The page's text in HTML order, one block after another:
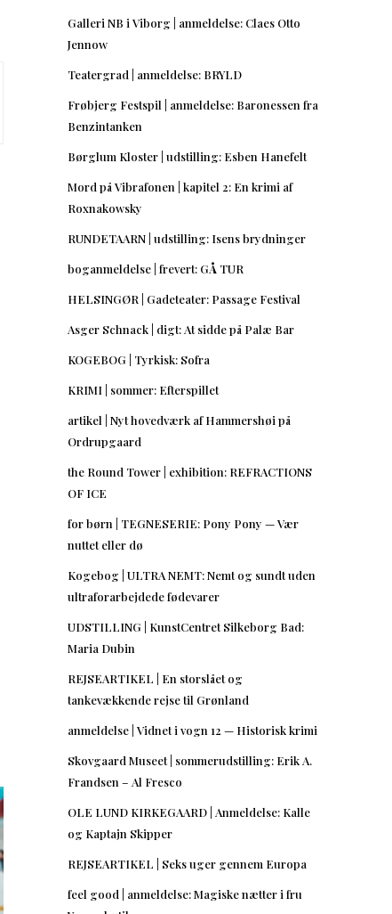
Galleri NB i Viborg | anmeldelse: Claes Otto
Jennow
Teatergrad | anmeldelse: BRYLD
Frøbjerg Festspil | anmeldelse: Baronessen fra
Benzintanken
Børglum Kloster | udstilling: Esben Hanefelt
Mord på Vibrafonen | kapitel 2: En krimi af
Roxnakowsky
RUNDETAARN | udstilling: Isens brydninger
boganmeldelse | frevert: GÅ TUR
HELSINGØR | Gadeteater: Passage Festival
Asger Schnack | digt: At sidde på Palæ Bar
KOGEBOG | Tyrkisk: Sofra
KRIMI | sommer: Efterspillet
artikel | Nyt hovedværk af Hammershøi på
Ordrupgaard
the Round Tower | exhibition: REFRACTIONS
OF ICE
for børn | TEGNESERIE: Pony Pony — Vær
nuttet eller dø
Kogebog | ULTRA NEMT: Nemt og sundt uden
ultraforarbejdede fødevarer
UDSTILLING | KunstCentret Silkeborg Bad:
Maria Dubin
REJSEARTIKEL | En storslået og
tankevækkende rejse til Grønland
anmeldelse | Vidnet i vogn 12 — Historisk krimi
Skovgaard Museet | sommerudstilling: Erik A.
Frandsen – Al Fresco
OLE LUND KIRKEGAARD | Anmeldelse: Kalle
og Kaptajn Skipper
REJSEARTIKEL | Seks uger gennem Europa
feel good | anmeldelse: Magiske nætter i fru